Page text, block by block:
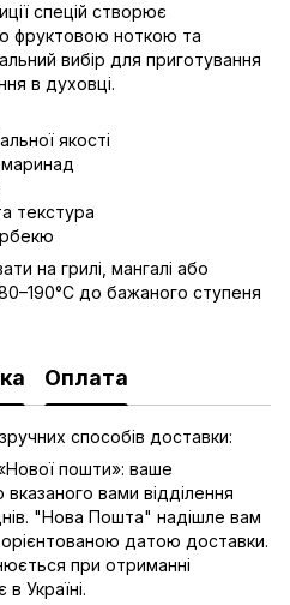
спецій створює
фруктовою ноткою та
вибір для приготування
в духовці.
якості
маринад
текстура
на грилі, мангалі або
до бажаного ступеня
Оплата
способів доставки:
пошти»: ваше
вами відділення
"Нова Пошта" надішле вам
датою доставки.
при отриманні
Україні.